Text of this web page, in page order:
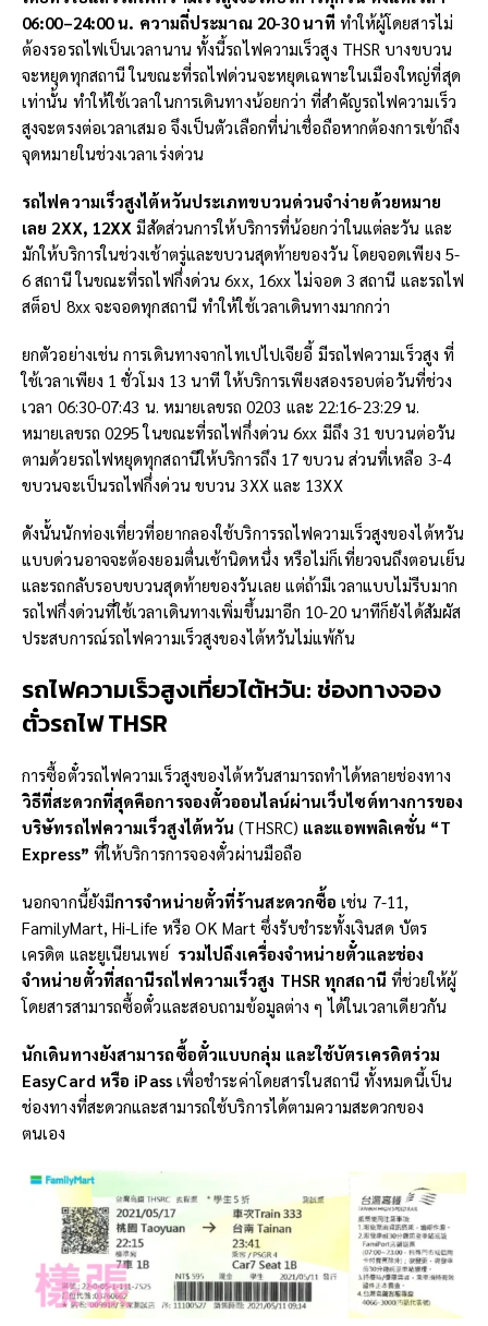
06:00–24:00 น. ความถี่ประมาณ 20-30นาที ทำให้ผู้โดยสารไม่
ต้องรอรถไฟเป็นเวลานาน ทั้งนี้รถไฟความเร็วสูง THSR บางขบวน
จะหยุดทุกสถานี ในขณะที่รถไฟด่วนจะหยุดเฉพาะในเมืองใหญ่ที่สุด
เท่านั้น ทำให้ใช้เวลาในการเดินทางน้อยกว่า ที่สำคัญรถไฟความเร็ว
สูงจะตรงต่อเวลาเสมอ จึงเป็นตัวเลือกที่น่าเชื่อถือหากต้องการเข้าถึง
จุดหมายในช่วงเวลาเร่งด่วน
รถไฟความเร็วสูงไต้หวันประเภทขบวนด่วนจำง่ายด้วยหมาย
เลย 2XX, 12XX มีสัดส่วนการให้บริการที่น้อยกว่าในแต่ละวัน และ
มักให้บริการในช่วงเช้าตรู่และขบวนสุดท้ายของวัน โดยจอดเพียง 5-
6 สถานี ในขณะที่รถไฟกึ่งด่วน 6xx, 16xx ไม่จอด 3 สถานี และรถไฟ
สต็อป 8xx จะจอดทุกสถานี ทำให้ใช้เวลาเดินทางมากกว่า
ยกตัวอย่างเช่น การเดินทางจากไทเปไปเจียอี้ มีรถไฟความเร็วสูง ที่
ใช้เวลาเพียง 1 ชั่วโมง 13 นาที ให้บริการเพียงสองรอบต่อวันที่ช่วง
เวลา 06:30-07:43 น. หมายเลขรถ 0203 และ 22:16-23:29 น.
หมายเลขรถ 0295 ในขณะที่รถไฟกึ่งด่วน 6xx มีถึง 31 ขบวนต่อวัน
ตามด้วยรถไฟหยุดทุกสถานีให้บริการถึง 17 ขบวน ส่วนที่เหลือ 3-4
ขบวนจะเป็นรถไฟกึ่งด่วน ขบวน 3XX และ 13XX
ดังนั้นนักท่องเที่ยวที่อยากลองใช้บริการรถไฟความเร็วสูงของไต้หวัน
แบบด่วนอาจจะต้องยอมตื่นเช้านิดหนึ่ง หรือไม่ก็เที่ยวจนถึงตอนเย็น
และรถกลับรอบขบวนสุดท้ายของวันเลย แต่ถ้ามีเวลาแบบไม่รีบมาก
รถไฟกึ่งด่วนที่ใช้เวลาเดินทางเพิ่มขึ้นมาอีก 10-20 นาทีก็ยังได้สัมผัส
ประสบการณ์รถไฟความเร็วสูงของไต้หวันไม่แพ้กัน
รถไฟความเร็วสูงเที่ยวไต้หวัน:ช่องทางจอง
ตั๋วรถไฟ THSR
การซื้อตั๋วรถไฟความเร็วสูงของไต้หวันสามารถทำได้หลายช่องทาง
วิธีที่สะดวกที่สุดคือการจองตั๋วออนไลน์ผ่านเว็บไซต์ทางการของ
บริษัทรถไฟความเร็วสูงไต้หวัน (THSRC) และแอพพลิเคชั่น “T
Express” ที่ให้บริการการจองตั๋วผ่านมือถือ
นอกจากนี้ยังมีการจำหน่ายตั๋วที่ร้านสะดวกซื้อ เช่น 7-11,
FamilyMart, Hi-Life หรือ OK Mart ซึ่งรับชำระทั้งเงินสด บัตร
เครดิต และยูเนียนเพย์ รวมไปถึงเครื่องจำหน่ายตั๋วและช่อง
จำหน่ายตั๋วที่สถานีรถไฟความเร็วสูง THSRทุกสถานี ที่ช่วยให้ผู้
โดยสารสามารถซื้อตั๋วและสอบถามข้อมูลต่าง ๆ ได้ในเวลาเดียวกัน
นักเดินทางยังสามารถซื้อตั๋วแบบกลุ่ม และใช้บัตรเครดิตร่วม
EasyCard หรือ iPass เพื่อชำระค่าโดยสารในสถานี ทั้งหมดนี้เป็น
ช่องทางที่สะดวกและสามารถใช้บริการได้ตามความสะดวกของ
ตนเอง